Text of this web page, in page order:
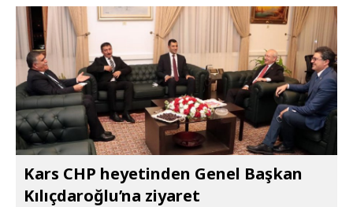
Kars CHP heyetinden Genel Başkan
Kılıçdaroğlu’na ziyaret